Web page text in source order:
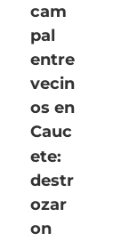
cam
pal
entre
vecin
os en
Cauc
ete:
destr
ozar
on